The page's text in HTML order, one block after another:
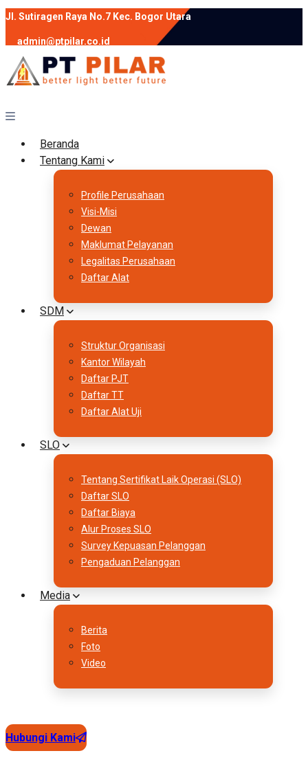
Jl. Sutiragen Raya No.7 Kec. Bogor Utara
admin@ptpilar.co.id
+62 812-9080-0020
instagram facebook
Follow :
Beranda
Tentang Kami
Profile Perusahaan
Visi-Misi
Dewan
Maklumat Pelayanan
Legalitas Perusahaan
Daftar Alat
SDM
Struktur Organisasi
Kantor Wilayah
Daftar PJT
Daftar TT
Daftar Alat Uji
SLO
Tentang Sertifikat Laik Operasi (SLO)
Daftar SLO
Daftar Biaya
Alur Proses SLO
Survey Kepuasan Pelanggan
Pengaduan Pelanggan
Media
Berita
Foto
Video
Hubungi Kami